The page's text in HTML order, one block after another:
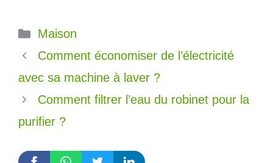
Catégories
Maison
Comment économiser de l’électricité
avec sa machine à laver ?
Comment filtrer l’eau du robinet pour la
purifier ?